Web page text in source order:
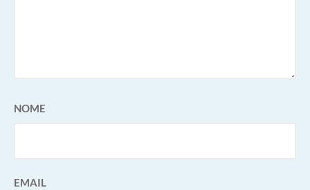
NOME
EMAIL